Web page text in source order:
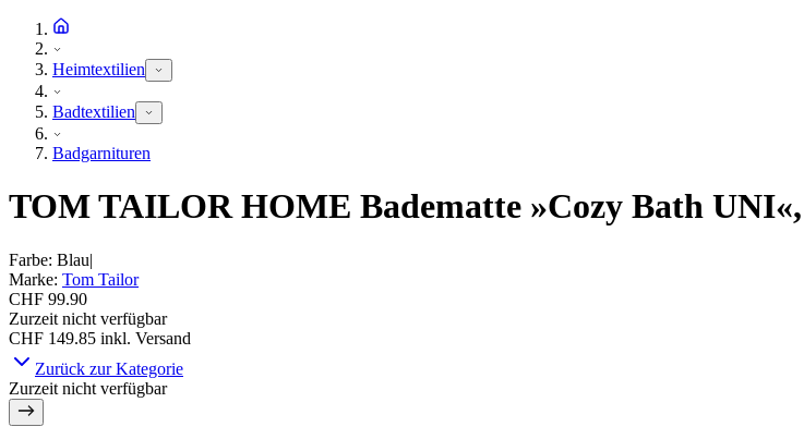
Heimtextilien
Badtextilien
Badgarnituren
TOM TAILOR HOME Badematte »Cozy Bath
Farbe: Blau|
Marke: Tom Tailor
CHF 99.90
Zurzeit nicht verfügbar
CHF 149.85 inkl. Versand
Zurück zur Kategorie
Zurzeit nicht verfügbar